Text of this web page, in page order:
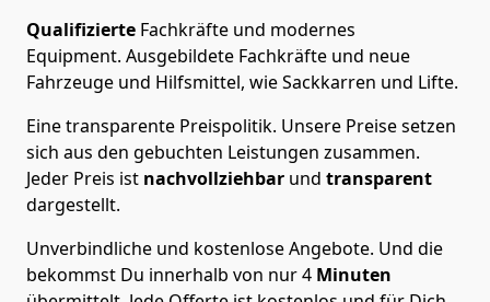
Qualifizierte Fachkräfte und modernes
Equipment. Ausgebildete Fachkräfte und neue
Fahrzeuge und Hilfsmittel, wie Sackkarren und Lifte.
Eine transparente Preispolitik. Unsere Preise setzen
sich aus den gebuchten Leistungen zusammen.
Jeder Preis ist nachvollziehbar und transparent
dargestellt.
Unverbindliche und kostenlose Angebote. Und die
bekommst Du innerhalb von nur4 Minuten